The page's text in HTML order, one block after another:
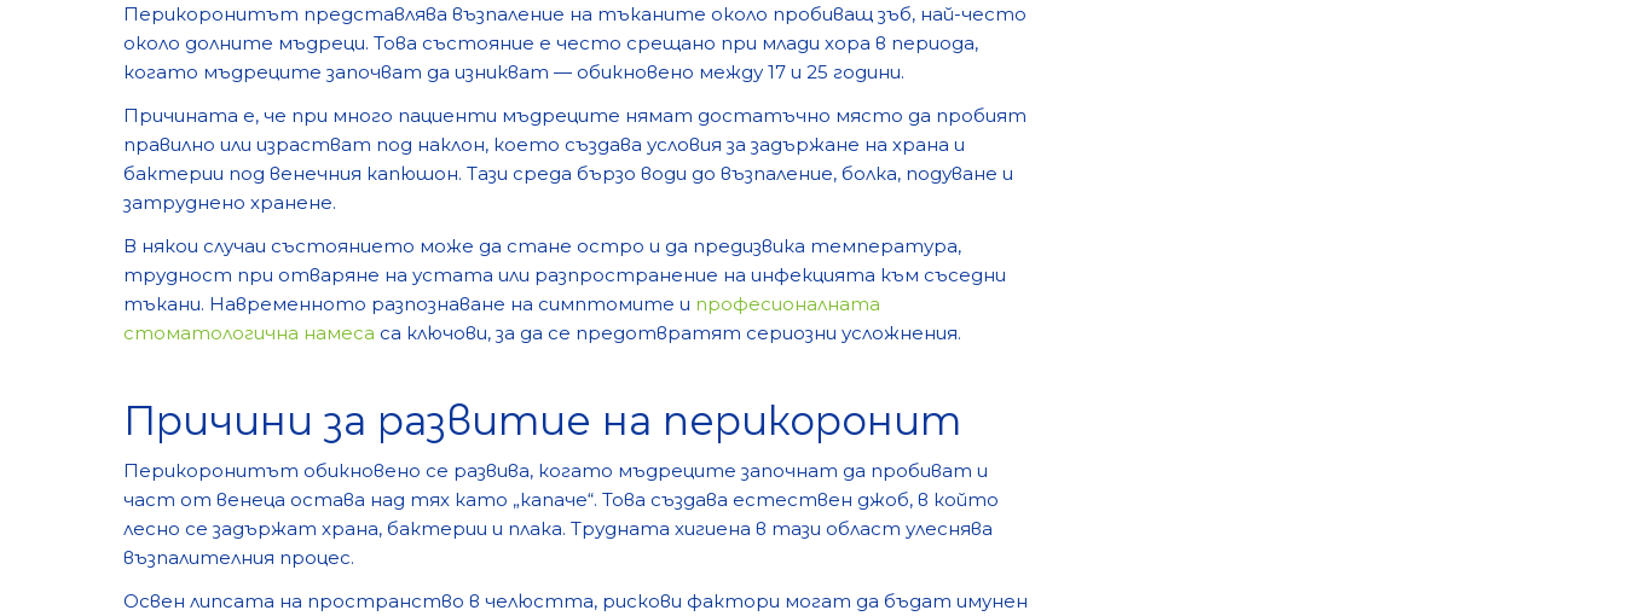
Перикоронитът представлява възпаление на тъканите около пробиващ зъб, най-често
около долните мъдреци. Това състояние е често срещано при млади хора в периода,
когато мъдреците започват да изникват — обикновено между 17 и 25 години.
Причината е, че при много пациенти мъдреците нямат достатъчно място да пробият
правилно или израстват под наклон, което създава условия за задържане на храна и
бактерии под венечния капюшон. Тази среда бързо води до възпаление, болка, подуване и
затруднено хранене.
В някои случаи състоянието може да стане остро и да предизвика температура,
трудност при отваряне на устата или разпространение на инфекцията към съседни
тъкани. Навременното разпознаване на симптомите и професионалната
стоматологична намеса са ключови, за да се предотвратят сериозни усложнения.
Причини за развитие на перикоронит
Перикоронитът обикновено се развива, когато мъдреците започнат да пробиват и
част от венеца остава над тях като „капаче“. Това създава естествен джоб, в който
лесно се задържат храна, бактерии и плака. Трудната хигиена в тази област улеснява
възпалителния процес.
Освен липсата на пространство в челюстта, рискови фактори могат да бъдат имунен